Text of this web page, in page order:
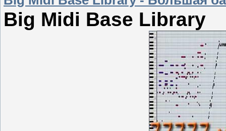
Big Midi Base Library